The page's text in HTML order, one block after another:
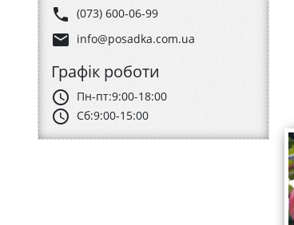
phone (073) 600-06-99
email info@posadka.com.ua
Графік роботи
schedule Пн-пт:9:00-18:00
schedule Сб:9:00-15:00